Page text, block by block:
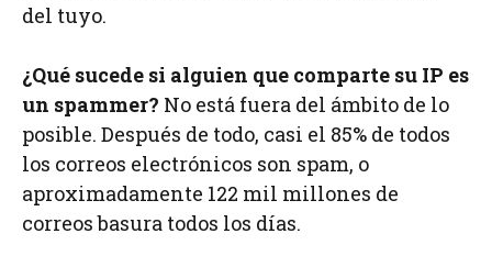
del tuyo.
¿Qué sucede si alguien que comparte su IP es
un spammer? No está fuera del ámbito de lo
posible. Después de todo, casi el 85% de todos
los correos electrónicos son spam, o
aproximadamente 122 mil millones de
correos basura todos los días.